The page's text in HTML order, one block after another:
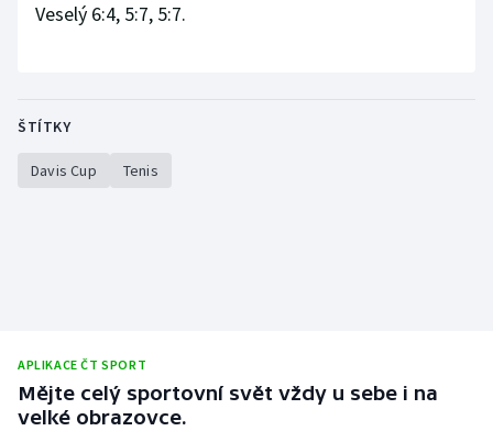
Veselý 6:4, 5:7, 5:7.
ŠTÍTKY
Davis Cup Tenis
APLIKACE ČT SPORT
Mějte celý sportovní svět vždy u sebe i na
velké obrazovce.